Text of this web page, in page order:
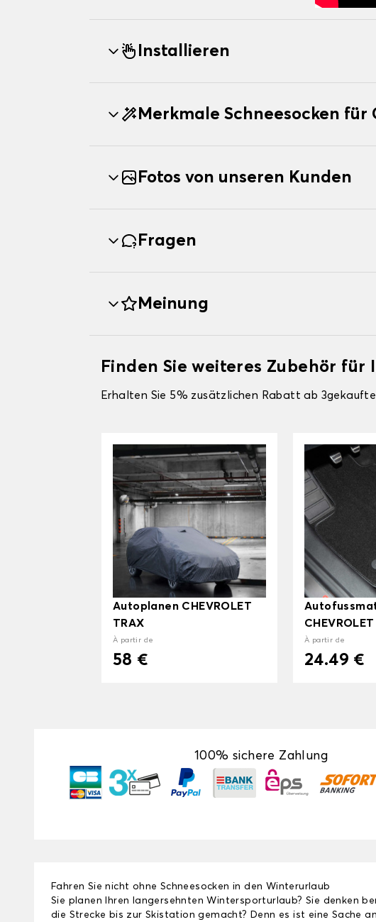
Installieren
Merkmale Schneesocken für
Fotos von unseren Kunden
Fragen
Meinung
Finden Sie weiteres Zubehör für
Erhalten Sie 5% zusätzlichen Rabatt ab
Autoplanen CHEVROLET
TRAX
À partir de
58 €
À partir de
24.49 €
100% sichere Zahlung
Fahren Sie nicht ohne Schneesocken in den Winterurlaub
Sie planen Ihren langersehnten Wintersporturlaub? Sie denken
die Strecke bis zur Skistation gemacht? Denn es ist eine Sache